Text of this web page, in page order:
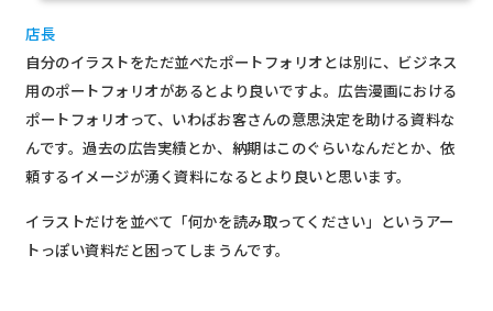
店長
自分のイラストをただ並べたポートフォリオとは別に、ビジネス
用のポートフォリオがあるとより良いですよ。広告漫画における
ポートフォリオって、いわばお客さんの意思決定を助ける資料な
んです。過去の広告実績とか、納期はこのぐらいなんだとか、依
頼するイメージが湧く資料になるとより良いと思います。
イラストだけを並べて「何かを読み取ってください」というアー
トっぽい資料だと困ってしまうんです。